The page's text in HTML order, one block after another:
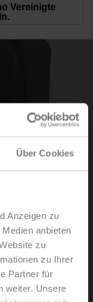
Über Cookies
Anzeigen zu
anbieten
zu
zu Ihrer
Partner für
weiter. Unsere
für
nur durch
Werte
Vereinigte